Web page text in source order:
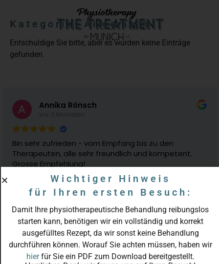
Kategorie: Allgemein
Entschuldige Sie bitte, aber es wurden keine Einträge
gefunden.
Annika Rönsch
Bin sehr zufrieden - vom Empfang bis zu den
Therapeuten, alle sehr freundlich und kompetent.
Grosse Empfehlung!
Wichtiger Hinweis
für Ihren ersten Besuch:
Damit Ihre physiotherapeutische Behandlung reibungslos
starten kann, benötigen wir ein vollständig und korrekt
ausgefülltes Rezept, da wir sonst keine Behandlung
durchführen können. Worauf Sie achten müssen, haben wir
hierfür Sie ein PDF zum Download bereitgestellt.